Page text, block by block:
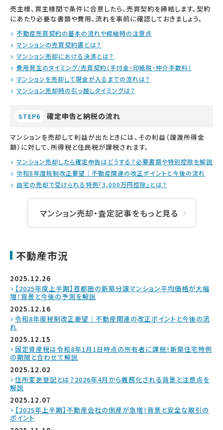
売主様、買主様間で条件に合意したら、売買契約を締結します。契約
にあたり必要な書類や費用、流れを事前に確認しておきましょう。
不動産売買契約の基本の流れや締結時の注意点
マンションの売買契約書とは？
マンション売却における決済とは？
費用発生のタイミング/売買契約（手付金・印紙税・仲介手数料）
マンションを売却して現金が入るまでの流れは？
マンション売却時の引っ越しタイミングは？
STEP6 確定申告と納税の流れ
マンションを売却して利益が出たときには、その利益（譲渡所得金
額）に対して、所得税と住民税が課税されます。
マンション売却したら確定申告はどうする？必要書類や特別控除を解説
令和8年度税制改正要望｜不動産関連の改正ポイントと今後の流れ
自宅の売却で受けられる特例「3,000万円控除」とは？
マンション売却・査定記事をもっと見る
不動産市況
2025.12.26
【2025年度上半期】首都圏の新築分譲マンション平均価格が大幅
増！背景と今後の予測を解説
2025.12.16
令和8年度税制改正要望｜不動産関連の改正ポイントと今後の流
れ
2025.12.15
固定資産税は令和8年1月1日時点の所有者に課税！新築住宅特例
の期限と合わせて解説
2025.12.02
住所変更登記とは？2026年4月から義務化される背景と注意点を
解説
2025.12.07
【2025年上半期】不動産会社の倒産が急増！背景と安全な取引の
ポイント